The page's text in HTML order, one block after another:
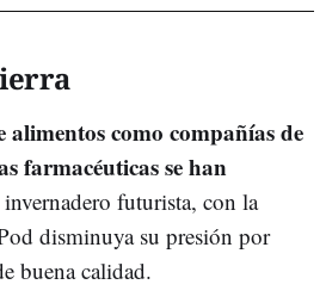
alimentos como compañías de
farmacéuticas se han
invernadero futurista, con la
disminuya su presión por
buena calidad.